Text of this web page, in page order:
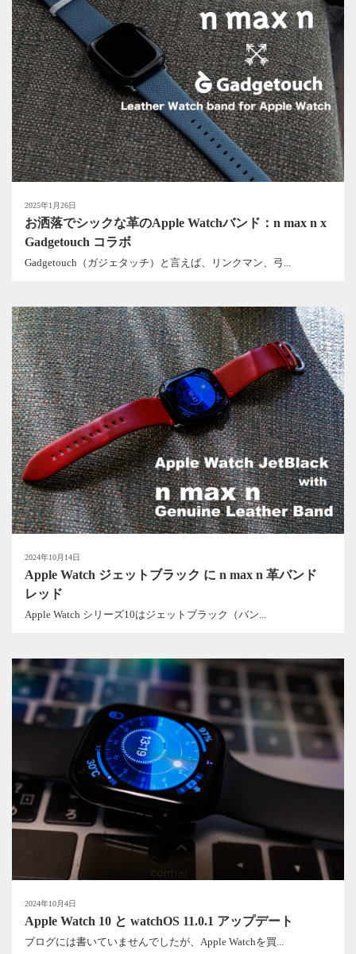
2025年1月26日
お洒落でシックな革のApple Watchバンド：n max n x
Gadgetouch コラボ
Gadgetouch（ガジェタッチ）と言えば、リンクマン、弓...
2024年10月14日
Apple Watch ジェットブラック に n max n 革バンド
レッド
Apple Watch シリーズ10はジェットブラック（バン...
2024年10月4日
Apple Watch 10 と watchOS 11.0.1 アップデート
ブログには書いていませんでしたが、Apple Watchを買...